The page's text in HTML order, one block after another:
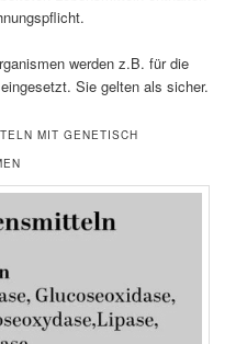
werden z.B. für die
Sie gelten als sicher.
MIT GENETISCH